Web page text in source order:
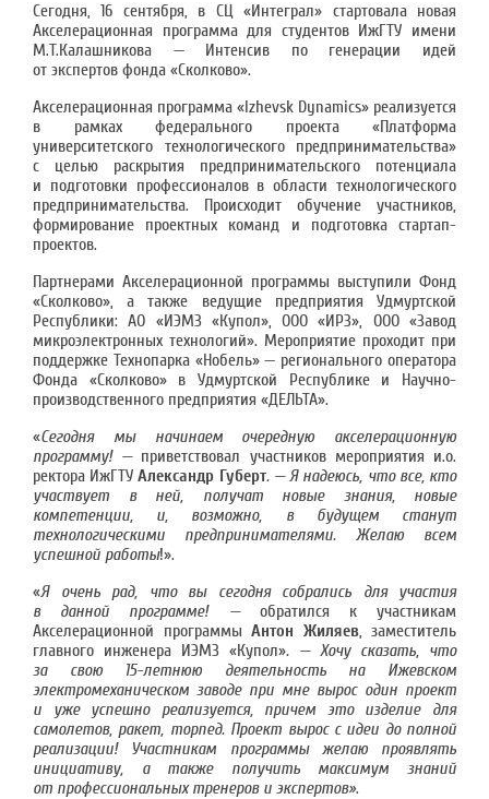
Сегодня, 16 сентября, в СЦ «Интеграл» стартовала новая
Акселерационная программа для студентов ИжГТУ имени
М.Т.Калашникова — Интенсив по генерации идей
от экспертов фонда «Сколково».
Акселерационная программа «Izhevsk Dynamics» реализуется
в рамках федерального проекта «Платформа
университетского технологического предпринимательства»
с целью раскрытия предпринимательского потенциала
и подготовки профессионалов в области технологического
предпринимательства. Происходит обучение участников,
формирование проектных команд и подготовка стартап-
проектов.
Партнерами Акселерационной программы выступили Фонд
«Сколково», а также ведущие предприятия Удмуртской
Республики: АО «ИЭМЗ «Купол», ООО «ИРЗ», ООО «Завод
микроэлектронных технологий». Мероприятие проходит при
поддержке Технопарка «Нобель» — регионального оператора
Фонда «Сколково» в Удмуртской Республике и Научно-
производственного предприятия «ДЕЛЬТА».
«Сегодня мы начинаем очередную акселерационную
программу! — приветствовал участников мероприятия и.о.
ректора ИжГТУАлександр Губерт. — Я надеюсь, что все, кто
участвует в ней, получат новые знания, новые
компетенции, и, возможно, в будущем станут
технологическими предпринимателями. Желаю всем
успешной работы!».
«Я очень рад, что вы сегодня собрались для участия
в данной программе! — обратился к участникам
Акселерационной программы Антон Жиляев, заместитель
главного инженера ИЭМЗ «Купол». — Хочу сказать, что
за свою 15-летнюю деятельность на Ижевском
электромеханическом заводе при мне вырос один проект
и уже успешно реализуется, причем это изделие для
самолетов, ракет, торпед. Проект вырос с идеи до полной
реализации! Участникам программы желаю проявлять
инициативу, а также получить максимум знаний
от профессиональных тренеров и экспертов».